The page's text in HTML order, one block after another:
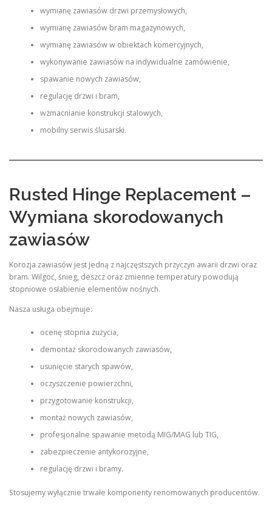
wymianę zawiasów drzwi przemysłowych,
wymianę zawiasów bram magazynowych,
wymianę zawiasów w obiektach komercyjnych,
wykonywanie zawiasów na indywidualne zamówienie,
spawanie nowych zawiasów,
regulację drzwi i bram,
wzmacnianie konstrukcji stalowych,
mobilny serwis ślusarski.
Rusted Hinge Replacement –
Wymiana skorodowanych
zawiasów
Korozja zawiasów jest jedną z najczęstszych przyczyn awarii drzwi oraz
bram. Wilgoć, śnieg, deszcz oraz zmienne temperatury powodują
stopniowe osłabienie elementów nośnych.
Nasza usługa obejmuje:
ocenę stopnia zużycia,
demontaż skorodowanych zawiasów,
usunięcie starych spawów,
oczyszczenie powierzchni,
przygotowanie konstrukcji,
montaż nowych zawiasów,
profesjonalne spawanie metodą MIG/MAG lub TIG,
zabezpieczenie antykorozyjne,
regulację drzwi i bramy.
Stosujemy wyłącznie trwałe komponenty renomowanych producentów.